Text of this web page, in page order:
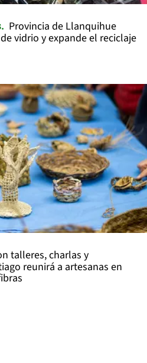
Provincia de Llanquihue
vidrio y expande el reciclaje
talleres, charlas y
reunirá a artesanas en